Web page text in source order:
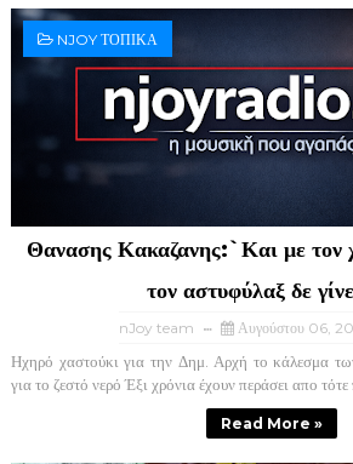
NJOY ΤΟΠΙΚΑ
Θανασης Κακαζανης:`Και με τον
τον αστυφύλαξ δε
nJoy team Αυγούστου 06,
Ηχηρό χαστούκι για την Δημ. Αρχή το κάλεσμα
για το ζεστό νερό Έξι χρόνια έχουν περάσει απο τότε
Read More »